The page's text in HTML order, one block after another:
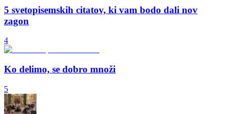
5 svetopisemskih citatov, ki vam bodo dali nov
zagon
4
Ko delimo, se dobro množi
5